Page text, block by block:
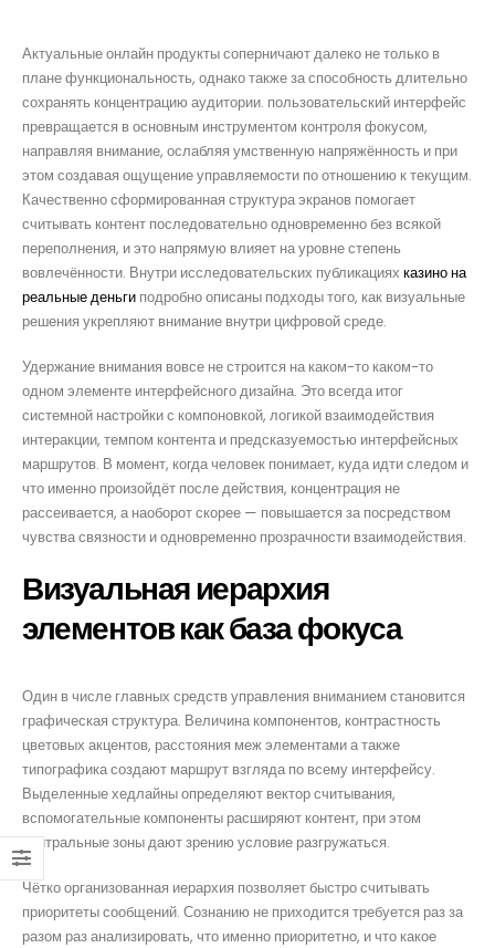
Актуальные онлайн продукты соперничают далеко не только в
плане функциональность, однако также за способность длительно
сохранять концентрацию аудитории. пользовательский интерфейс
превращается в основным инструментом контроля фокусом,
направляя внимание, ослабляя умственную напряжённость и при
этом создавая ощущение управляемости по отношению к текущим.
Качественно сформированная структура экранов помогает
считывать контент последовательно одновременно без всякой
переполнения, и это напрямую влияет на уровне степень
вовлечённости. Внутри исследовательских публикациях казино на
реальные деньги подробно описаны подходы того, как визуальные
решения укрепляют внимание внутри цифровой среде.
Удержание внимания вовсе не строится на каком-то каком-то
одном элементе интерфейсного дизайна. Это всегда итог
системной настройки с компоновкой, логикой взаимодействия
интеракции, темпом контента и предсказуемостью интерфейсных
маршрутов. В момент, когда человек понимает, куда идти следом и
что именно произойдёт после действия, концентрация не
рассеивается, а наоборот скорее — повышается за посредством
чувства связности и одновременно прозрачности взаимодействия.
Визуальная иерархия
элементов как база фокуса
Один в числе главных средств управления вниманием становится
графическая структура. Величина компонентов, контрастность
цветовых акцентов, расстояния меж элементами а также
типографика создают маршрут взгляда по всему интерфейсу.
Выделенные хедлайны определяют вектор считывания,
вспомогательные компоненты расширяют контент, при этом
нейтральные зоны дают зрению условие разгружаться.
Чётко организованная иерархия позволяет быстро считывать
приоритеты сообщений. Сознанию не приходится требуется раз за
разом раз анализировать, что именно приоритетно, и что какое